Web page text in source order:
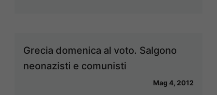
Grecia domenica al voto. Salgono
neonazisti e comunisti
Mag 4, 2012